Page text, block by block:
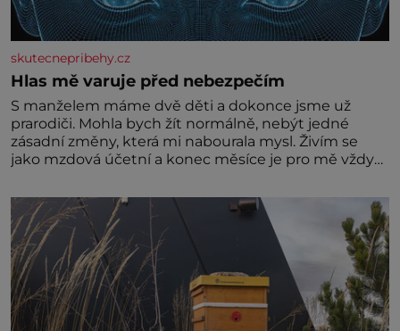
skutecnepribehy.cz
Hlas mě varuje před nebezpečím
S manželem máme dvě děti a dokonce jsme už
prarodiči. Mohla bych žít normálně, nebýt jedné
zásadní změny, která mi nabourala mysl. Živím se
jako mzdová účetní a konec měsíce je pro mě vždy
máme vnoučata, mi dcera čím dál častěji volá o
pomoc, co se hlídání týče. Dalo by se